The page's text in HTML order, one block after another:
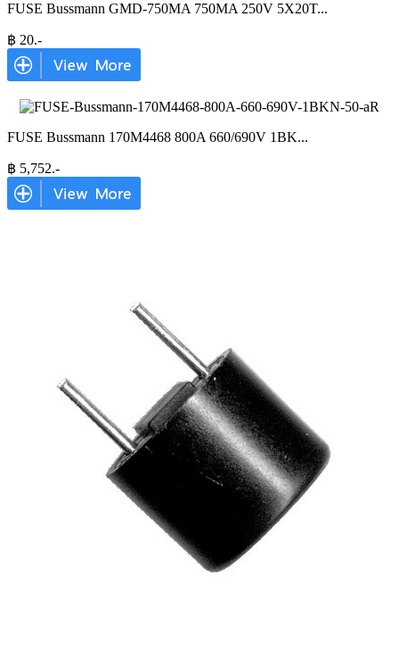
FUSE Bussmann GMD-750MA 750MA 250V 5X20T...
฿ 20.-
FUSE Bussmann 170M4468 800A 660/690V 1BK...
฿ 5,752.-